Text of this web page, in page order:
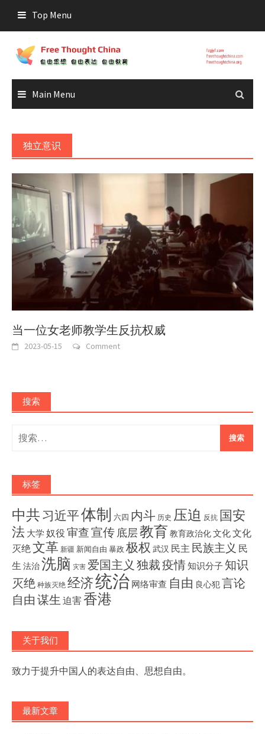
content
Top Menu
Main Menu
独立意识
当一位女老师教学生反抗权威
2023-05-15 Comment
搜索
搜
索：
标签
中共习近平体制 六四 内斗 历史 压迫 反抗 国安
法 大学 奴役 审查宣传底层教育 教育政治化文化文化
灭绝文革 新疆 新闻自由 暴政 极权 武汉 民主 民族主义 民
生 法治洗脑 灾害 爱国主义 独裁疫情知识分子 知识
灭绝 种族灭绝 经济统治 网络审查 自由 良心犯言论
自由 谋生 迫害香港
关于我们
致力于提升中国人的表达自由、思想自由。
最新文章